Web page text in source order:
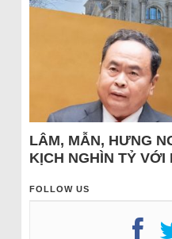
LÂM, MẪN, HƯNG
KỊCH NGHÌN TỶ VỚI
FOLLOW US